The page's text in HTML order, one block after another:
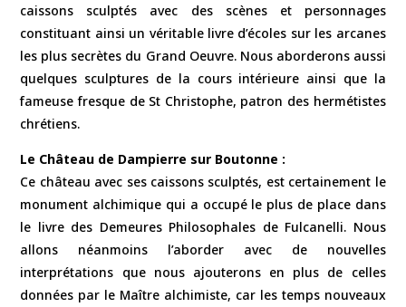
caissons sculptés avec des scènes et personnages
constituant ainsi un véritable livre d’écoles sur les arcanes
les plus secrètes du Grand Oeuvre. Nous aborderons aussi
quelques sculptures de la cours intérieure ainsi que la
fameuse fresque de St Christophe, patron des hermétistes
chrétiens.
Le Château de Dampierre sur Boutonne :
Ce château avec ses caissons sculptés, est certainement le
monument alchimique qui a occupé le plus de place dans
le livre des Demeures Philosophales de Fulcanelli. Nous
allons néanmoins l’aborder avec de nouvelles
interprétations que nous ajouterons en plus de celles
données par le Maître alchimiste, car les temps nouveaux